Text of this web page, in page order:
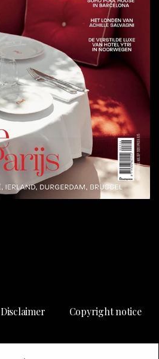
Disclaimer Copyright notice